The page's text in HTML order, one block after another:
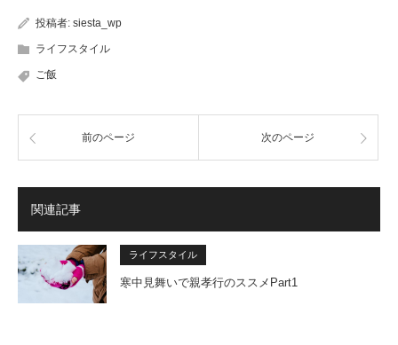
投稿者: siesta_wp
ライフスタイル
ご飯
前のページ 次のページ
関連記事
ライフスタイル
寒中見舞いで親孝行のススメPart1